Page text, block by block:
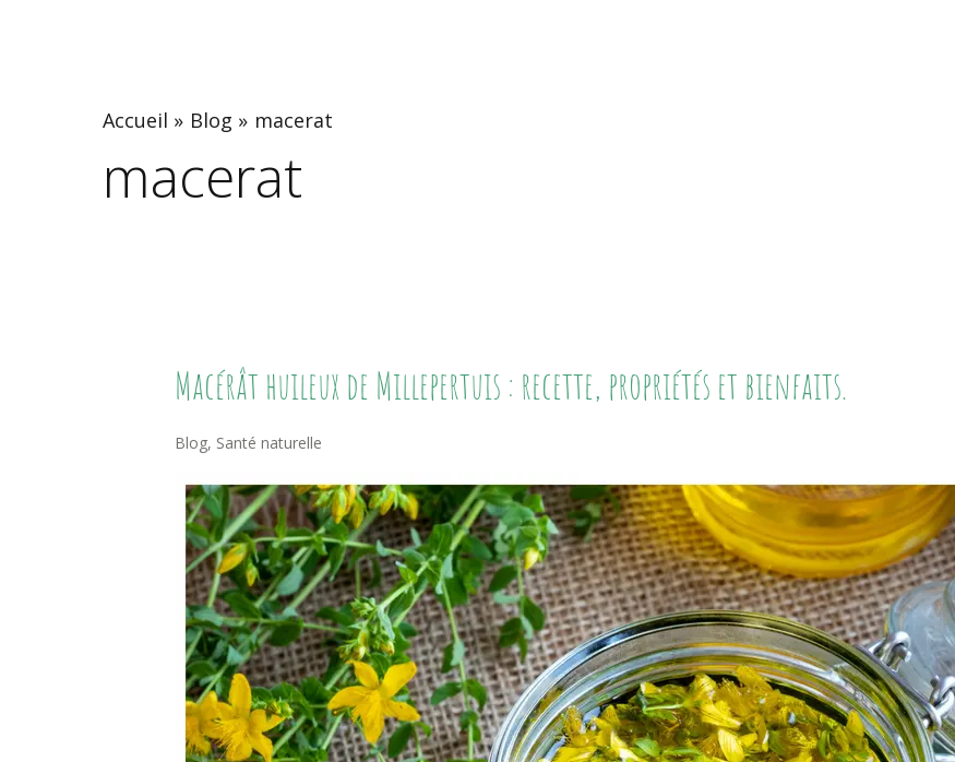
Accueil Blog macerat
macerat
Macérât huileux de Millepertuis : recette, propriétés et bienfaits.
Blog, Santé naturelle
Macérât
Huileux
De
Recette,
Propriétés
Et
Bienfaits.